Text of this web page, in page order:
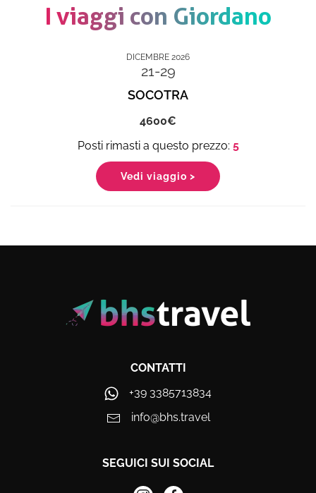
I viaggi con Giordano
DICEMBRE 2026
21-29
SOCOTRA
4600
5
Vedi viaggio >
CONTATTI
+39 3385713834
info@bhs.travel
SEGUICI SUI SOCIAL